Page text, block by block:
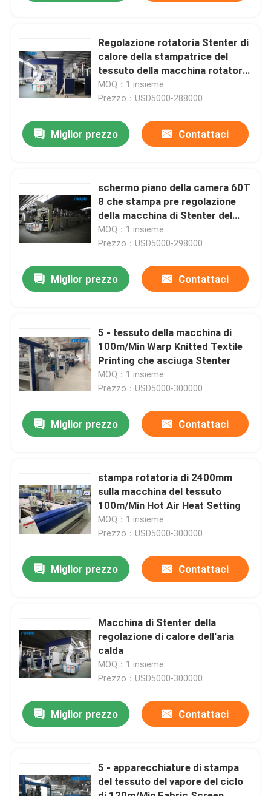
Chi siamo
Contatti
Prodotti
Macchina di Stenter dell'aria calda
Macchina di Stenter del tessuto
Asciugatrice del tessuto
Rifinitrice del tessuto
Regolazione rotatoria Stenter di
calore della stampatrice del
tessuto della macchina rotatoria
di stampaggio di tessuti
MOQ：1 insieme
Prezzo：USD5000-288000
Miglior prezzo Contattaci
schermo piano della camera 60T
8 che stampa pre regolazione
della macchina di Stenter del
tessuto
MOQ：1 insieme
Prezzo：USD5000-298000
Miglior prezzo Contattaci
5 - tessuto della macchina di
100m/Min Warp Knitted Textile
Printing che asciuga Stenter
MOQ：1 insieme
Prezzo：USD5000-300000
Miglior prezzo Contattaci
stampa rotatoria di 2400mm
sulla macchina del tessuto
100m/Min Hot Air Heat Setting
MOQ：1 insieme
Prezzo：USD5000-300000
Miglior prezzo Contattaci
Macchina di Stenter della
regolazione di calore dell'aria
calda
MOQ：1 insieme
Prezzo：USD5000-300000
Miglior prezzo Contattaci
5 - apparecchiature di stampa
del tessuto del vapore del ciclo